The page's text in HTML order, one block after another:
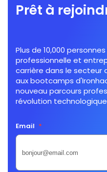
Prêt à
Plus de 10,000
professionnelle et
carrière dans le secteur
aux bootcamps
nouveau parcours
révolution
Email *